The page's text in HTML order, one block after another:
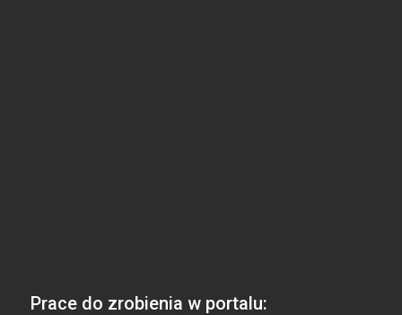
Prace do zrobienia w portalu: